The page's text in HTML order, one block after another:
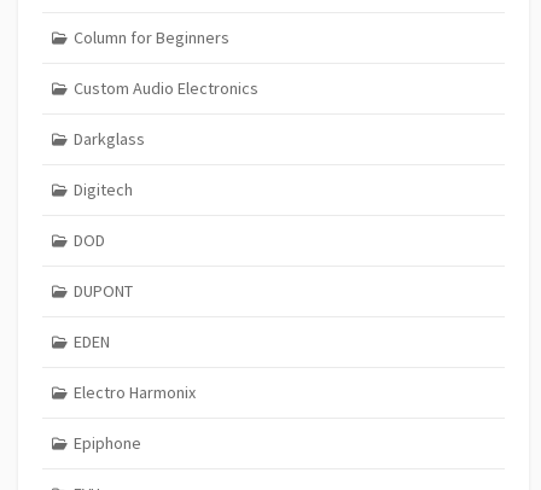
Column for Beginners
Custom Audio Electronics
Darkglass
Digitech
DOD
DUPONT
EDEN
Electro Harmonix
Epiphone